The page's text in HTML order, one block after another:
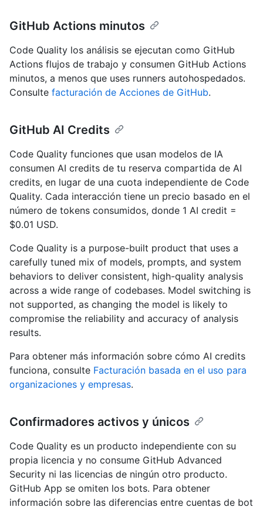
GitHub Actions minutos
Code Quality los análisis se ejecutan como GitHub
Actions flujos de trabajo y consumen GitHub Actions
minutos, a menos que uses runners autohospedados.
Consulte facturación de Acciones de GitHub.
GitHub AI Credits
Code Quality funciones que usan modelos de IA
consumen AI credits de tu reserva compartida de AI
credits, en lugar de una cuota independiente de Code
Quality. Cada interacción tiene un precio basado en el
número de tokens consumidos, donde 1 AI credit =
$0.01 USD.
Code Quality is a purpose-built product that uses a
carefully tuned mix of models, prompts, and system
behaviors to deliver consistent, high-quality analysis
across a wide range of codebases. Model switching is
not supported, as changing the model is likely to
compromise the reliability and accuracy of analysis
results.
Para obtener más información sobre cómo AI credits
funciona, consulte Facturación basada en el uso para
organizaciones y empresas.
Confirmadores activos y únicos
Code Quality es un producto independiente con su
propia licencia y no consume GitHub Advanced
Security ni las licencias de ningún otro producto.
GitHub App se omiten los bots. Para obtener
información sobre las diferencias entre cuentas de bot